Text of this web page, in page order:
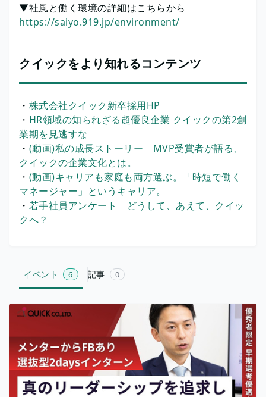
▼社風と働く環境の詳細はこちらから
https://saiyo.919.jp/environment/
クイックをより知れるコンテンツ
・ 株式会社クイック新卒採用HP
・ HR領域の知られざる超優良企業 クイックの第2創
業期を見逃すな
・ (動画)私の成長ストーリー MVP受賞者が語る、
クイックの企業文化とは。
・ (動画)キャリアも家庭も両方選ぶ。「時短で働く
マネージャー」というキャリア。
・ 若手社員アンケート どうして、あえて、クイッ
クへ？
イベント 6 記事 0